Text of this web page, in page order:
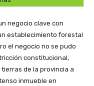
negocio clave con
establecimiento forestal
el negocio no se pudo
constitucional,
de la provincia a
inmueble en